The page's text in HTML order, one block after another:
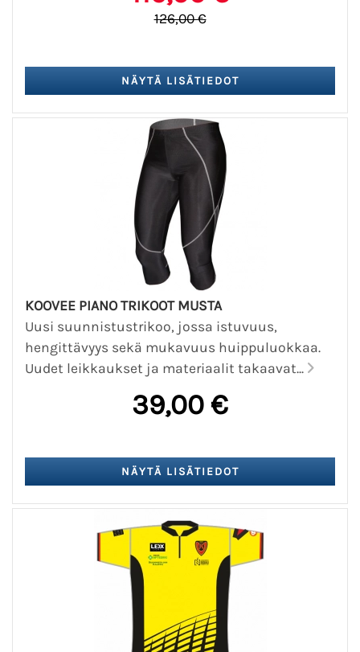
126,00 €
KOOVEE PIANO TRIKOOT MUSTA
Uusi suunnistustrikoo, jossa istuvuus,
hengittävyys sekä mukavuus huippuluokkaa.
Uudet leikkaukset ja materiaalit takaavat...
39,00 €